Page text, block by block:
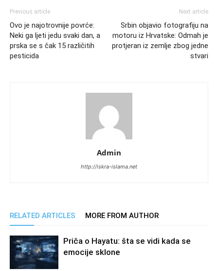
Previous article
Ovo je najotrovnije povrće:
Neki ga ljeti jedu svaki dan, a
prska se s čak 15 različitih
pesticida
Next article
Srbin objavio fotografiju na
motoru iz Hrvatske: Odmah je
protjeran iz zemlje zbog jedne
stvari
Admin
http://iskra-islama.net
RELATED ARTICLES MORE FROM AUTHOR
Priča o Hayatu: šta se vidi kada se
emocije sklone